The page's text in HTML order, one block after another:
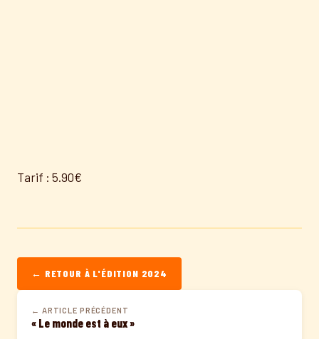
Tarif : 5.90€
← RETOUR À L'ÉDITION 2024
← ARTICLE PRÉCÉDENT
« Le monde est à eux »